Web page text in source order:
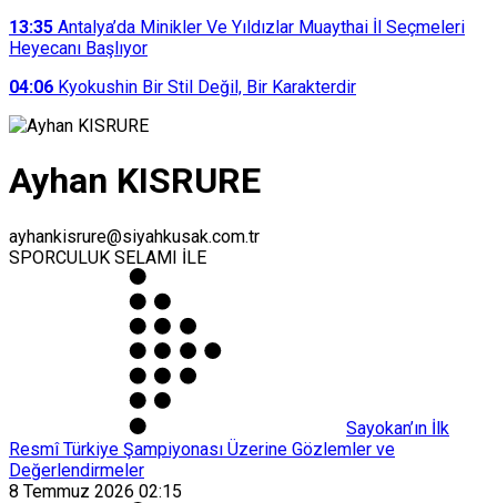
13:35 Antalya’da Minikler Ve Yıldızlar Muaythai İl Seçmeleri
Heyecanı Başlıyor
04:06 Kyokushin Bir Stil Değil, Bir Karakterdir
Ayhan KISRURE
ayhankisrure@siyahkusak.com.tr
SPORCULUK SELAMI İLE
Sayokan’ın İlk
Resmî Türkiye Şampiyonası Üzerine Gözlemler ve
Değerlendirmeler
8 Temmuz 2026 02:15